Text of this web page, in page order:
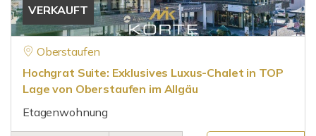
VERKAUFT
Oberstaufen
Hochgrat Suite: Exklusives Luxus-Chalet in TOP
Lage von Oberstaufen im Allgäu
Etagenwohnung